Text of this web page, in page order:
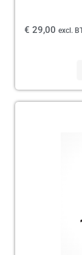
€ 29,00 excl.